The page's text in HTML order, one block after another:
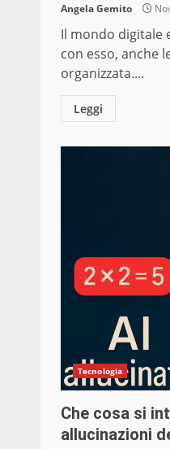
Angela Gemito
Il mondo digitale
con esso, anche
organizzata....
Leggi
Tecnologia
Che cosa si
allucinazioni